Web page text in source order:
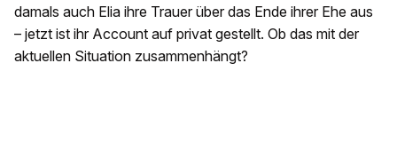
damals auch Elia ihre Trauer über das Ende ihrer Ehe aus
– jetzt ist ihr Account auf privat gestellt. Ob das mit der
aktuellen Situation zusammenhängt?